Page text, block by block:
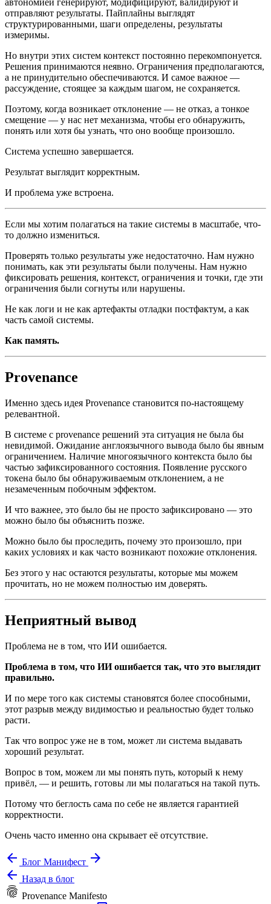
автономией генерируют, модифицируют, валидируют и
отправляют результаты. Пайплайны выглядят
структурированными, шаги определены, результаты
измеримы.
Но внутри этих систем контекст постоянно перекомпонуется.
Решения принимаются неявно. Ограничения предполагаются,
а не принудительно обеспечиваются. И самое важное —
рассуждение, стоящее за каждым шагом, не сохраняется.
Поэтому, когда возникает отклонение — не отказ, а тонкое
смещение — у нас нет механизма, чтобы его обнаружить,
понять или хотя бы узнать, что оно вообще произошло.
Система успешно завершается.
Результат выглядит корректным.
И проблема уже встроена.
Если мы хотим полагаться на такие системы в масштабе, что-
то должно измениться.
Проверять только результаты уже недостаточно. Нам нужно
понимать, как эти результаты были получены. Нам нужно
фиксировать решения, контекст, ограничения и точки, где эти
ограничения были согнуты или нарушены.
Не как логи и не как артефакты отладки постфактум, а как
часть самой системы.
Как память.
Provenance
Именно здесь идея Provenance становится по-настоящему
релевантной.
В системе с provenance решений эта ситуация не была бы
невидимой. Ожидание англоязычного вывода было бы явным
ограничением. Наличие многоязычного контекста было бы
частью зафиксированного состояния. Появление русского
токена было бы обнаруживаемым отклонением, а не
незамеченным побочным эффектом.
И что важнее, это было бы не просто зафиксировано — это
можно было бы объяснить позже.
Можно было бы проследить, почему это произошло, при
каких условиях и как часто возникают похожие отклонения.
Без этого у нас остаются результаты, которые мы можем
прочитать, но не можем полностью им доверять.
Неприятный вывод
Проблема не в том, что ИИ ошибается.
Проблема в том, что ИИ ошибается так, что это выглядит
правильно.
И по мере того как системы становятся более способными,
этот разрыв между видимостью и реальностью будет только
расти.
Так что вопрос уже не в том, может ли система выдавать
хороший результат.
Вопрос в том, можем ли мы понять путь, который к нему
привёл, — и решить, готовы ли мы полагаться на такой путь.
Потому что беглость сама по себе не является гарантией
корректности.
Очень часто именно она скрывает её отсутствие.
arrow_back Блог Манифест arrow_forward
arrow_back Назад в блог
fingerprint Provenance Manifesto